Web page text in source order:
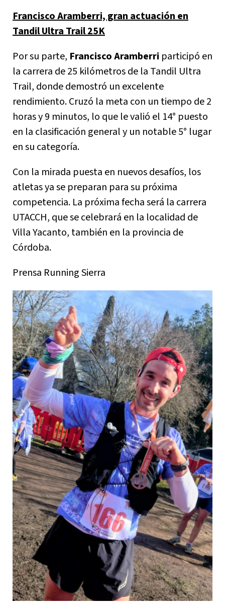
Francisco Aramberri, gran actuación en
Tandil Ultra Trail 25K
Por su parte, Francisco Aramberri participó en
la carrera de 25 kilómetros de la Tandil Ultra
Trail, donde demostró un excelente
rendimiento. Cruzó la meta con un tiempo de 2
horas y 9 minutos, lo que le valió el 14° puesto
en la clasificación general y un notable 5° lugar
en su categoría.
Con la mirada puesta en nuevos desafíos, los
atletas ya se preparan para su próxima
competencia. La próxima fecha será la carrera
UTACCH, que se celebrará en la localidad de
Villa Yacanto, también en la provincia de
Córdoba.
Prensa Running Sierra